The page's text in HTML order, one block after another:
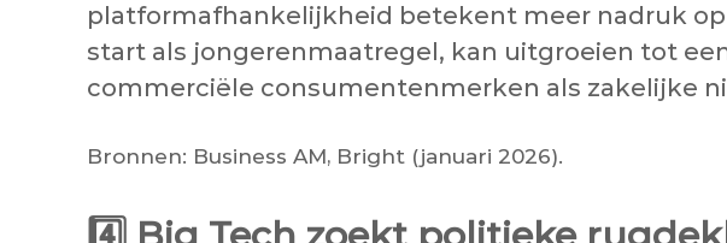
platformafhankelijkheid betekent meer nadruk op
start als jongerenmaatregel, kan uitgroeien tot
commerciële consumentenmerken als zakelijke
Bronnen: Business AM, Bright (januari 2026).